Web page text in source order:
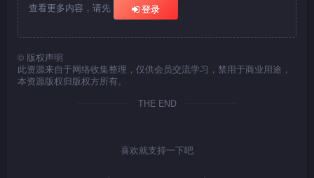
查看更多内容，请先 登录
© 版权声明
此资源来自于网络收集整理，仅供会员交流学习，禁用于商业用途，
本资源版权归版权方所有。
THE END
喜欢就支持一下吧